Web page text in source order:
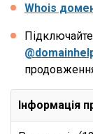
Whois
Інформація